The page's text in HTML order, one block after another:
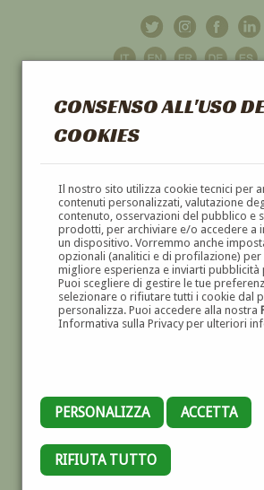
CONSENSO ALL'USO
COOKIES
Il nostro sito utilizza cookie tecnici per
contenuti personalizzati, valutazione
contenuto, osservazioni del pubblico e
prodotti, per archiviare e/o accedere a
un dispositivo. Vorremmo anche
opzionali (analitici e di profilazione)
migliore esperienza e inviarti pubblicità
Puoi scegliere di gestire le tue
selezionare o rifiutare tutti i cookie dal
personalizza. Puoi accedere alla nostra
Informativa sulla Privacy per ulteriori
PERSONALIZZA ACCETTA
RIFIUTA TUTTO
GALLERIAD'ARTE
DIPINTI E SCULTURE
CINQUALE